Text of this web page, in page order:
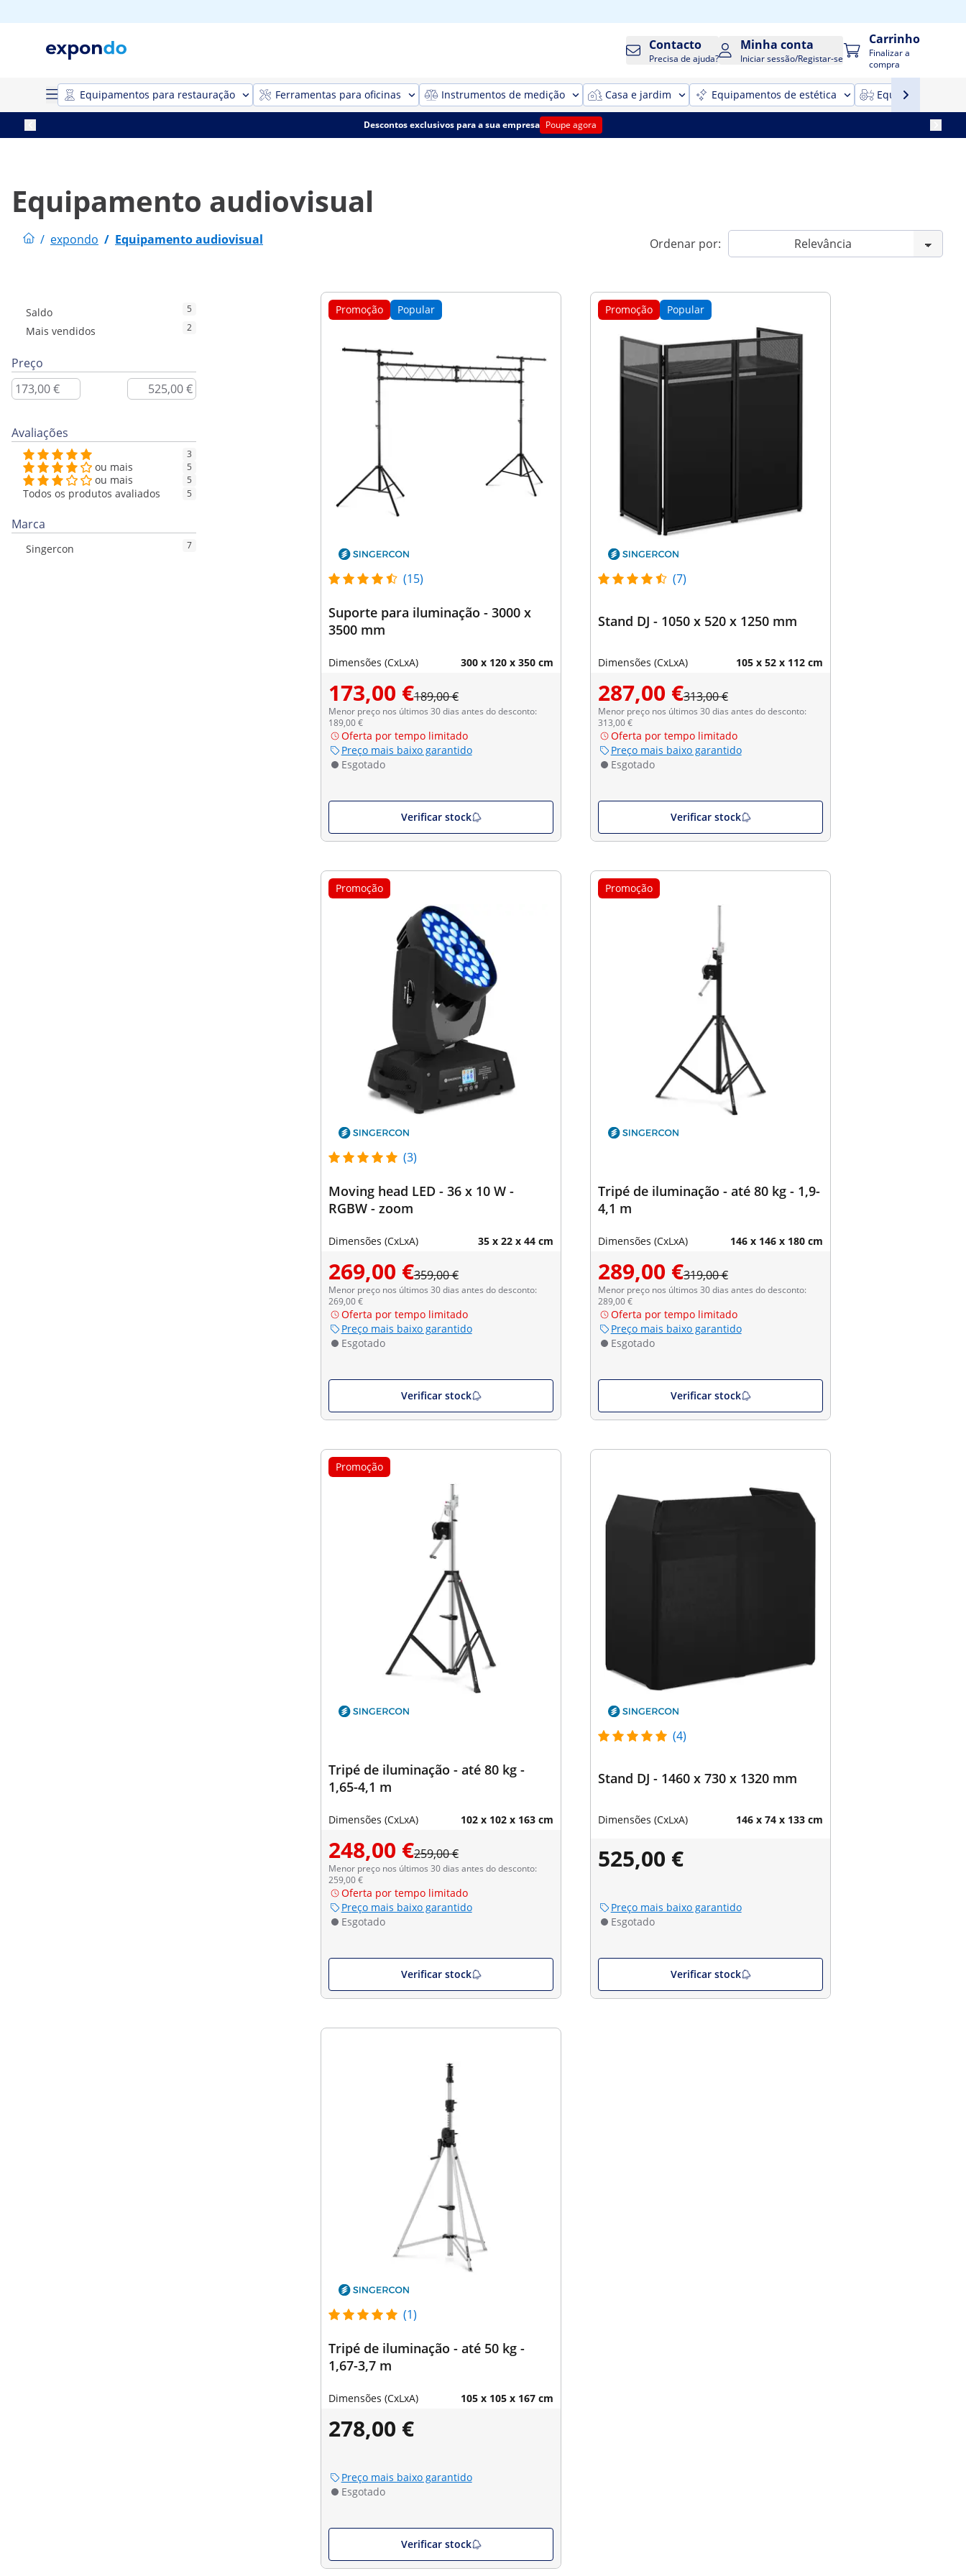
Contacto
Precisa de ajuda?
Minha conta
Iniciar sessão/Registar-se
Carrinho
Finalizar a
compra
Equipamentos para restauração Ferramentas para oficinas Instrumentos de medição Casa e jardim Equipamentos de estética Equipamentos
Descontos exclusivos para a sua empresa Poupe agora
Equipamento audiovisual
/ expondo / Equipamento audiovisual Ordenar por:
Saldo 5
Mais vendidos 2
Preço
Avaliações
3
ou mais 5
ou mais 5
Todos os produtos avaliados 5
Marca
Singercon 7
Promoção Popular
(15)
Suporte para iluminação - 3000 x
3500 mm
Dimensões (CxLxA) 300 x 120 x 350 cm
173,00 €189,00 €
Menor preço nos últimos 30 dias antes do desconto:
189,00 €
Oferta por tempo limitado
Preço mais baixo garantido
Esgotado
Verificar stock
Promoção Popular
(7)
Stand DJ - 1050 x 520 x 1250 mm
Dimensões (CxLxA) 105 x 52 x 112 cm
287,00 €313,00 €
Menor preço nos últimos 30 dias antes do desconto:
313,00 €
Oferta por tempo limitado
Preço mais baixo garantido
Esgotado
Verificar stock
Promoção
(3)
Moving head LED - 36 x 10 W -
RGBW - zoom
Dimensões (CxLxA) 35 x 22 x 44 cm
269,00 €359,00 €
Menor preço nos últimos 30 dias antes do desconto:
269,00 €
Oferta por tempo limitado
Preço mais baixo garantido
Esgotado
Verificar stock
Promoção
Tripé de iluminação - até 80 kg - 1,9-
4,1 m
Dimensões (CxLxA) 146 x 146 x 180 cm
289,00 €319,00 €
Menor preço nos últimos 30 dias antes do desconto:
289,00 €
Oferta por tempo limitado
Preço mais baixo garantido
Esgotado
Verificar stock
Promoção
Tripé de iluminação - até 80 kg -
1,65-4,1 m
Dimensões (CxLxA) 102 x 102 x 163 cm
248,00 €259,00 €
Menor preço nos últimos 30 dias antes do desconto:
259,00 €
Oferta por tempo limitado
Preço mais baixo garantido
Esgotado
Verificar stock
(4)
Stand DJ - 1460 x 730 x 1320 mm
Dimensões (CxLxA) 146 x 74 x 133 cm
525,00 €
Preço mais baixo garantido
Esgotado
Verificar stock
(1)
Tripé de iluminação - até 50 kg -
1,67-3,7 m
Dimensões (CxLxA) 105 x 105 x 167 cm
278,00 €
Preço mais baixo garantido
Esgotado
Verificar stock